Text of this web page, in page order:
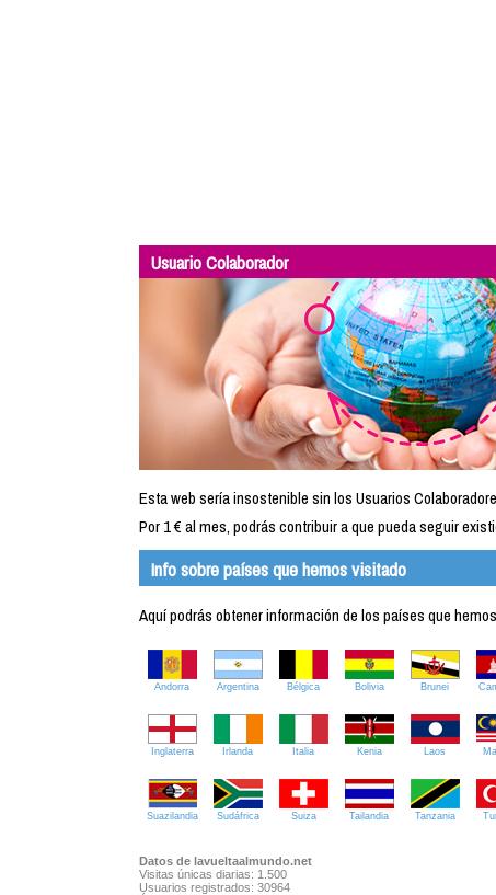
Usuario Colaborador
Esta web sería insostenible sin los Usuarios
Por 1 € al mes, podrás contribuir a que pueda seguir
Info sobre países que hemos visitado
Aquí podrás obtener información de los países que
Andorra Argentina Bélgica Bolivia Brunei
Inglaterra Irlanda Italia Kenia Laos
Suazilandia Sudáfrica Suiza Tailandia Tanzania
Datos de lavueltaalmundo.net
Visitas únicas diarias: 1.500
Usuarios registrados: 30964